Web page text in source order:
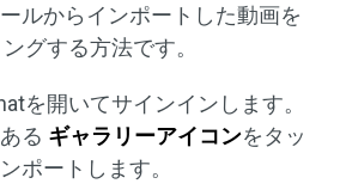
ルからインポートした動画を
グする方法です。
を開いてサインインします。
る ギャラリーアイコンをタッ
ポートします。